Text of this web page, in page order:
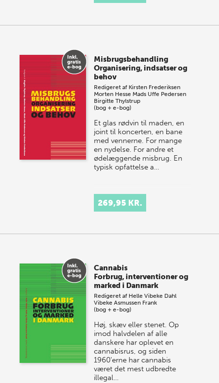
Misbrugsbehandling
Organisering, indsatser og
behov
Redigeret af Kirsten Frederiksen
Morten Hesse Mads Uffe Pedersen
Birgitte Thylstrup
(bog + e-bog)
Et glas rødvin til maden, en
joint til koncerten, en bane
med vennerne. For mange
en nydelse. For andre et
ødelæggende misbrug. En
typisk opfattelse a…
269,95 KR.
Cannabis
Forbrug, interventioner og
marked i Danmark
Redigeret af Helle Vibeke Dahl
Vibeke Asmussen Frank
(bog + e-bog)
Høj, skæv eller stenet. Op
imod halvdelen af alle
danskere har oplevet en
cannabisrus, og siden
1960'erne har cannabis
været det mest udbredte
illegal…